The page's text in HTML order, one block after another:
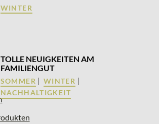
WINTER
TOLLE NEUIGKEITEN AM
FAMILIENGUT
SOMMER | WINTER |
NACHHALTIGKEIT